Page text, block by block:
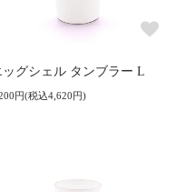
ッグシェル タンブラー L
円(税込4,620円)